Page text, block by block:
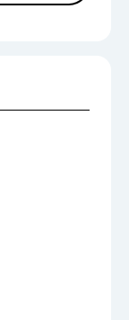
mit